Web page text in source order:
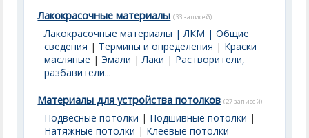
Лакокрасочные материалы (33 записей)
Лакокрасочные материалы | ЛКМ | Общие
сведения | Термины и определения | Краски
масляные |Эмали |Лаки | Растворители,
разбавители...
Материалы для устройства потолков (27 записей)
Подвесные потолки | Подшивные потолки |
Натяжные потолки | Клеевые потолки